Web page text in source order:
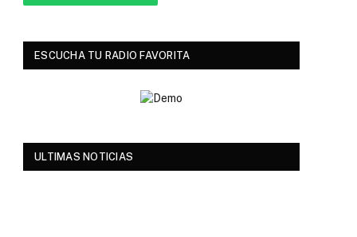
ESCUCHA TU RADIO FAVORITA
ULTIMAS NOTICIAS